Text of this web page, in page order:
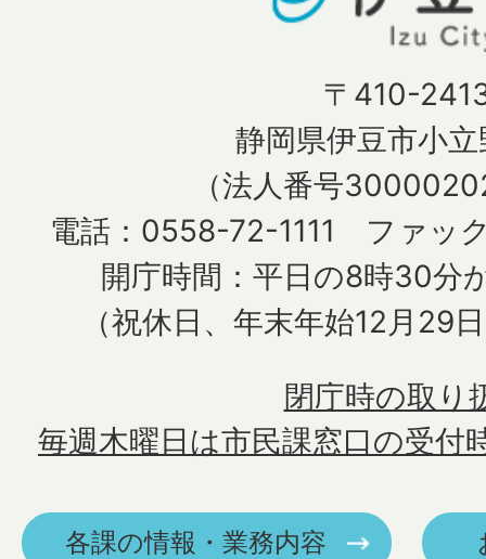
〒410-
静岡県伊豆市小
（法人番号
電話：0558-72-1111 ファッ
開庁時間：平日の8時30分
（祝休日、年末年始12月29
毎週木曜日は市民課窓口の受付
閉庁時の取り
各課の情報・業務内容